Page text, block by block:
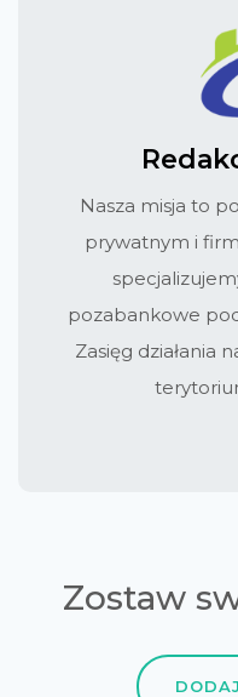
Nasza misja to
prywatnym i
pozabankowe
Zasięg działania
Zostaw